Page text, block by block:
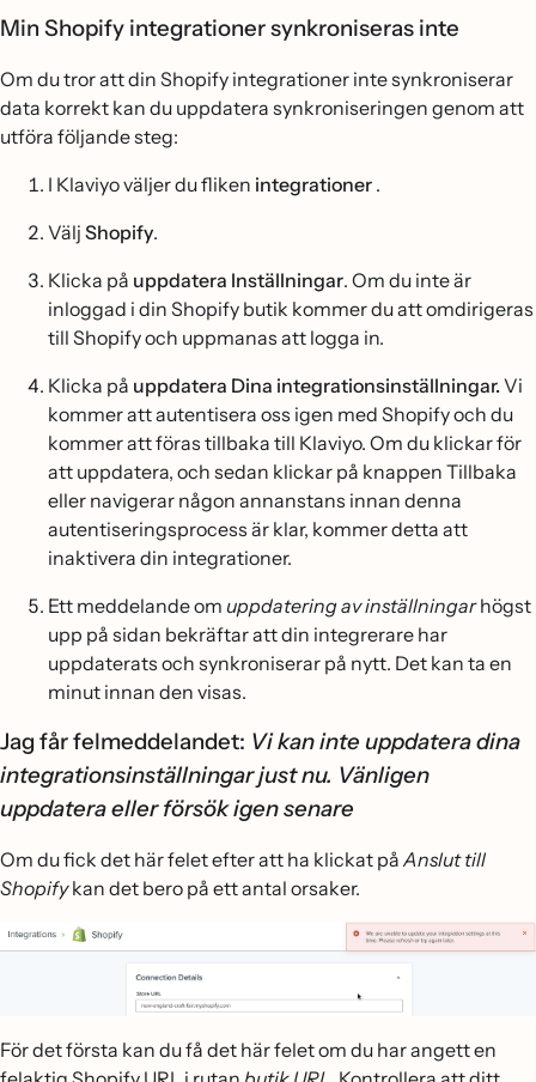
Min Shopify integrationer synkroniseras inte
Om du tror att din Shopify integrationer inte synkroniserar
data korrekt kan du uppdatera synkroniseringen genom att
utföra följande steg:
I Klaviyo väljer du fliken integrationer .
Välj Shopify.
Klicka på uppdatera Inställningar. Om du inte är
inloggad i din Shopify butik kommer du att omdirigeras
till Shopify och uppmanas att logga in.
Klicka på uppdatera Dina integrationsinställningar.Vi
kommer att autentisera oss igen med Shopify och du
kommer att föras tillbaka till Klaviyo. Om du klickar för
att uppdatera, och sedan klickar på knappen Tillbaka
eller navigerar någon annanstans innan denna
autentiseringsprocess är klar, kommer detta att
inaktivera din integrationer.
Ett meddelande om uppdatering av inställningarhögst
upp på sidan bekräftar att din integrerare har
uppdaterats och synkroniserar på nytt. Det kan ta en
minut innan den visas.
Jag får felmeddelandet: Vi kan inte uppdatera dina
integrationsinställningar just nu. Vänligen
uppdatera eller försök igen senare
Om du fick det här felet efter att ha klickat påAnslut till
Shopifykan det bero på ett antal orsaker.
För det första kan du få det här felet om du har angett en